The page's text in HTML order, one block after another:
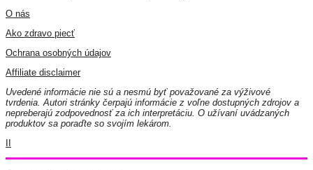
O nás
Ako zdravo piecť
Ochrana osobných údajov
Affiliate disclaimer
Uvedené informácie nie sú a nesmú byť považované za výživové
tvrdenia. Autori stránky čerpajú informácie z voľne dostupných zdrojov a
nepreberajú zodpovednosť za ich interpretáciu. O užívaní uvádzaných
produktov sa poraďte so svojím lekárom.